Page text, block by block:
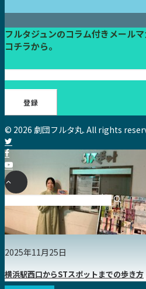
2025年11月25日
横浜駅西口からSTスポットまでの歩き方
フルタジュンのコラム付きメール
コチラから。
© 2026 劇団フルタ丸. All rights